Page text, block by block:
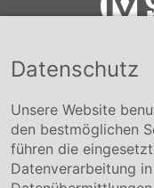
Datenschutz
Unsere Website
den bestmöglichen
führen die
Datenverarbeitung